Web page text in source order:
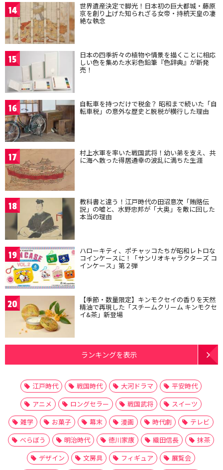
14 世界遺産決定で脚光！日本初の巨大都城・藤原
京を創り上げた知られざる女帝・持統天皇の凄
絶な執念
15 日本の四季折々の植物や情景を描くことに相応
しい色を集めた水彩色鉛筆『色辞典』が新発
売！
16 自転車を持つだけで税金？ 昭和まで続いた「自
転車税」の意外な歴史と脱税が横行した理由
17 村上水軍を率いた戦国武将！幼い弟を支え、共
に海へ散った得居通幸の波乱に満ちた生涯
18 教科書と違う！江戸時代の田沼意次「賄賂伝
説」の嘘と、水野忠邦が「大奥」を敵に回した
本当の理由
19 ハローキティ、ポチャッコたちが昭和レトロな
コインケースに！「サンリオキャラクターズ コ
インケース」第２弾
20 【季節・数量限定】キンモクセイの香りを天然
精油で再現した「スチームクリーム キンモクセ
イ&茶」新登場
ランキングを表示
江戸時代 戦国時代 大河ドラマ
平安時代
アニメ
ロングセラー 戦国武将
スイーツ
雑学
お菓子 幕末 漫画 時代劇
テレビ
べらぼう
明治時代 徳川家康 織田信長
抹茶
デザイン
文房具 フィギュア
展覧会